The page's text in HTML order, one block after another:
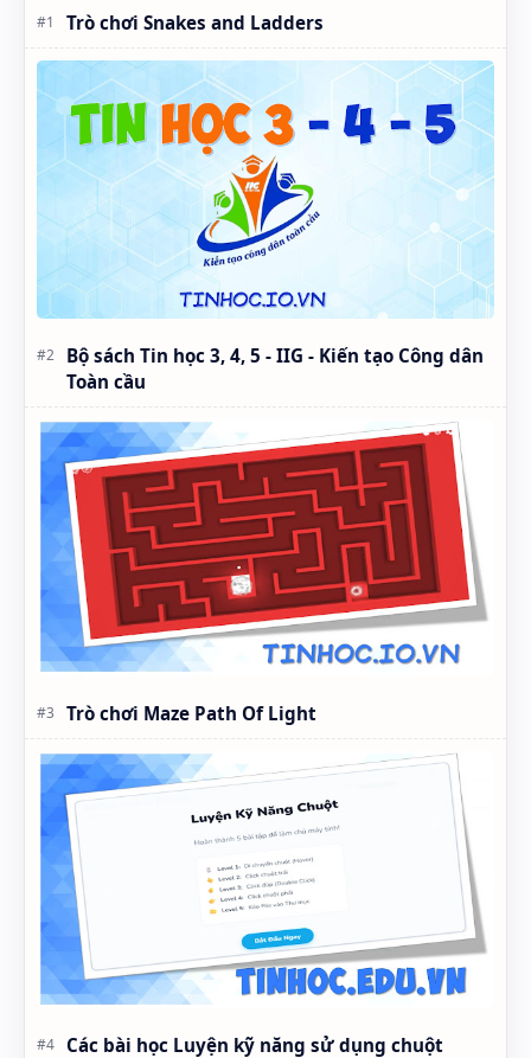
Trò chơi Snakes and Ladders
Bộ sách Tin học 3, 4, 5 - IIG - Kiến tạo Công dân
Toàn cầu
Trò chơi Maze Path Of Light
Các bài học Luyện kỹ năng sử dụng chuột